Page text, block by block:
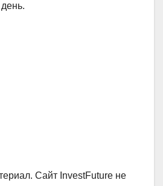
Сайт InvestFuture не